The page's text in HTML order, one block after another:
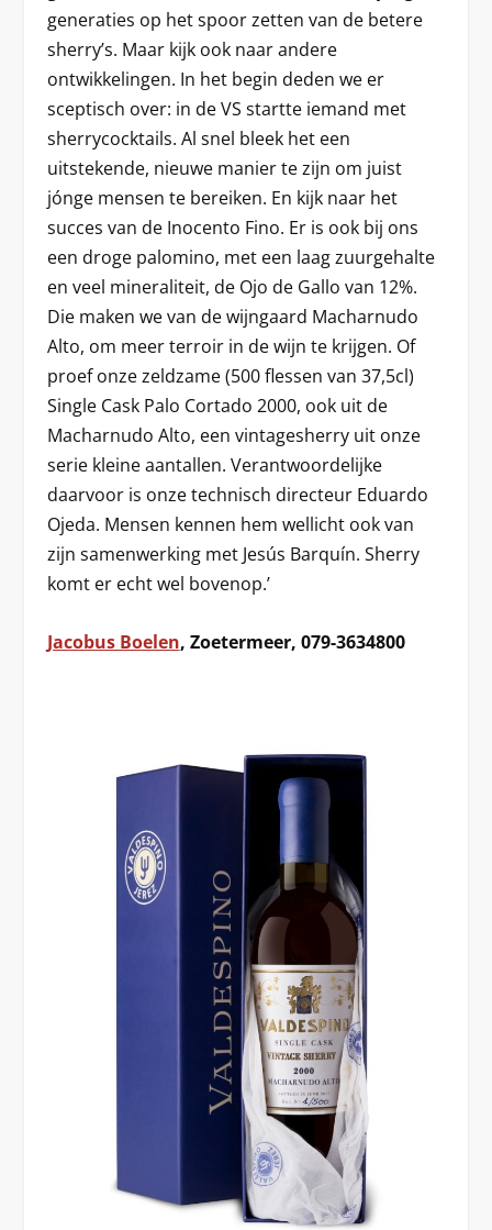
generaties op het spoor zetten van de betere
sherry’s. Maar kijk ook naar andere
ontwikkelingen. In het begin deden we er
sceptisch over: in de VS startte iemand met
sherrycocktails. Al snel bleek het een
uitstekende, nieuwe manier te zijn om juist
jónge mensen te bereiken. En kijk naar het
succes van de Inocento Fino. Er is ook bij ons
een droge palomino, met een laag zuurgehalte
en veel mineraliteit, de Ojo de Gallo van 12%.
Die maken we van de wijngaard Macharnudo
Alto, om meer terroir in de wijn te krijgen. Of
proef onze zeldzame (500 flessen van 37,5cl)
Single Cask Palo Cortado 2000, ook uit de
Macharnudo Alto, een vintagesherry uit onze
serie kleine aantallen. Verantwoordelijke
daarvoor is onze technisch directeur Eduardo
Ojeda. Mensen kennen hem wellicht ook van
zijn samenwerking met Jesús Barquín. Sherry
komt er echt wel bovenop.’
Jacobus Boelen, Zoetermeer, 079-3634800